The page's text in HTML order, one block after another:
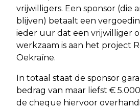
vrijwilligers. Een sponsor (die
blijven) betaalt een
ieder uur dat een vrijwilliger
werkzaam is aan het project
Oekraïne.
In totaal staat de sponsor
bedrag van maar liefst €
de cheque hiervoor